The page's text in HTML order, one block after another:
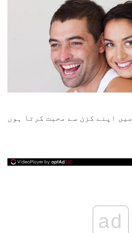
میں اپنے کزن سے محبت کرتا ہوں
ad